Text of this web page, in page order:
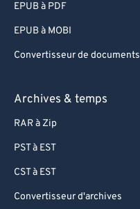
EPUB à PDF
EPUB à MOBI
Convertisseur de documents
Archives & temps
RAR à Zip
PST à EST
CST à EST
Convertisseur d'archives